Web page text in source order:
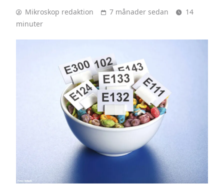
Mikroskop redaktion 7 månader sedan
14
minuter